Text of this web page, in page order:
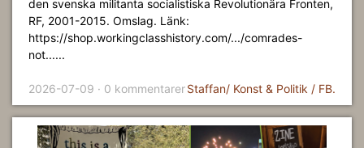
den svenska militanta socialistiska Revolutionära Fronten,
RF, 2001-2015. Omslag. Länk:
https://shop.workingclasshistory.com/.../comrades-
not......
2026-07-09 · 0 kommentarerStaffan/ Konst & Politik / FB.